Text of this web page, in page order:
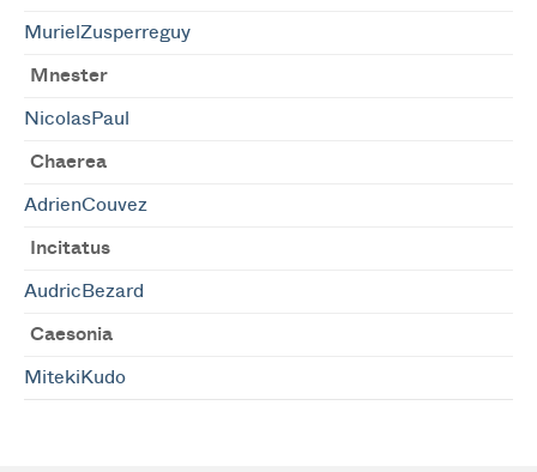
MurielZusperreguy
Mnester
NicolasPaul
Chaerea
AdrienCouvez
Incitatus
AudricBezard
Caesonia
MitekiKudo